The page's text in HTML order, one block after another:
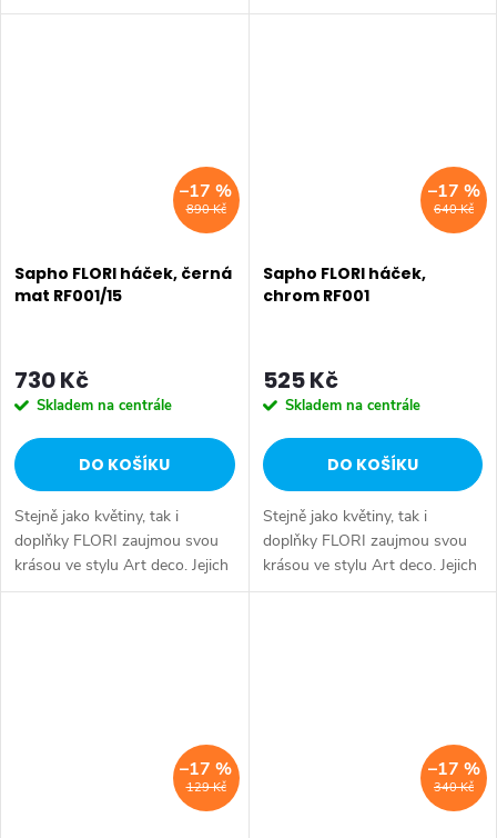
vás získá svou nadčasovou
elegance a moderní vzhled jsou
890 Kč
–17 %
Sapho FLORI háček, černá
mat RF001/15
730 Kč
Skladem na centrále
DO KOŠÍKU
Stejně jako květiny, tak i
doplňky FLORI zaujmou svou
krásou ve stylu Art deco. Jejich
elegance a moderní vzhled jsou
640 Kč
–17 %
Sapho FLORI háček,
chrom RF001
525 Kč
Skladem na centrále
DO KOŠÍKU
Stejně jako květiny, tak i
doplňky FLORI zaujmou svou
krásou ve stylu Art deco. Jejich
elegance a moderní vzhled jsou
129 Kč
–17 %
340 Kč
–17 %